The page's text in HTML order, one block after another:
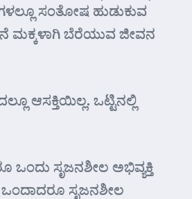
ಸಂತೋಷ ಹುಡುಕುವ
ಮಕ್ಕಳಾಗಿ ಬೆರೆಯುವ ಜೀವನ
ಆಸಕ್ತಿಯಿಲ್ಲ. ಒಟ್ಟಿನಲ್ಲಿ
ಸೃಜನಶೀಲ ಅಭಿವ್ಯಕ್ತಿ
ಸೃಜನಶೀಲ